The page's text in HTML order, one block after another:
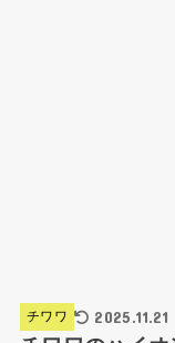
チワワ 2025.11.21